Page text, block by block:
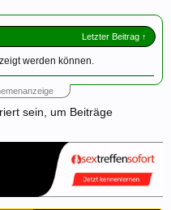
Letzter Beitrag ↑
werden können.
sein, um Beiträge